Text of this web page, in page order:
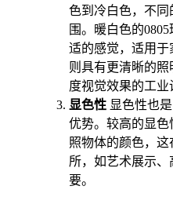
色到冷白色，不
围。暖白色的
适的感觉，适用
则具有更清晰的
度视觉效果的工业
显色性 显色性也
优势。较高的显
照物体的颜色，
所，如艺术展示
要。